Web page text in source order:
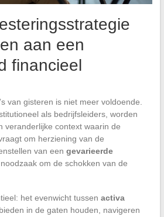
aan een
financieel
van gisteren is niet meer voldoende.
als bedrijfsleiders, worden
veranderlijke context waarin de
om herziening van de
van een gevarieerde
om de schokken van de
het evenwicht tussen activa
in de gaten houden, navigeren